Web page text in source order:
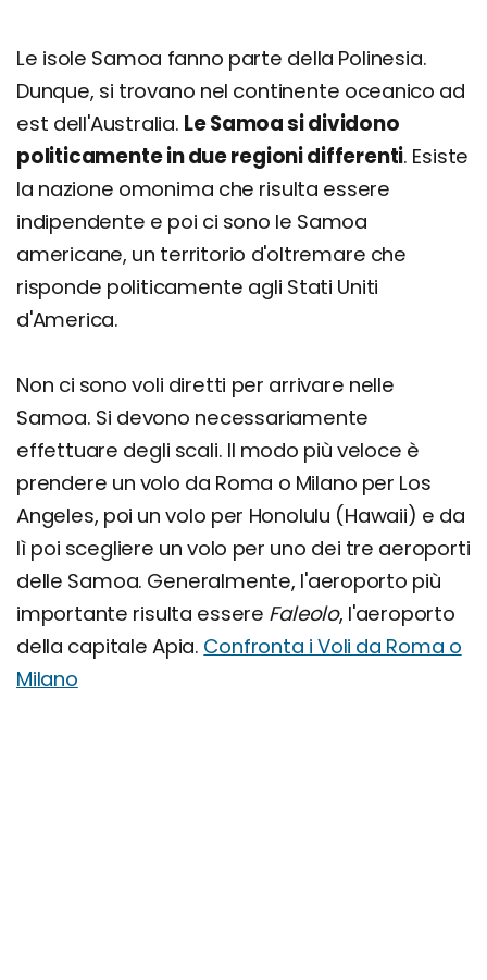
Le isole Samoa fanno parte della Polinesia.
Dunque, si trovano nel continente oceanico ad
est dell'Australia. Le Samoa si dividono
politicamente in due regioni differenti. Esiste
la nazione omonima che risulta essere
indipendente e poi ci sono le Samoa
americane, un territorio d'oltremare che
risponde politicamente agli Stati Uniti
d'America.
Non ci sono voli diretti per arrivare nelle
Samoa. Si devono necessariamente
effettuare degli scali. Il modo più veloce è
prendere un volo da Roma o Milano per Los
Angeles, poi un volo per Honolulu (Hawaii) e da
lì poi scegliere un volo per uno dei tre aeroporti
delle Samoa. Generalmente, l'aeroporto più
importante risulta essere Faleolo, l'aeroporto
della capitale Apia. Confronta i Voli da Roma o
Milano